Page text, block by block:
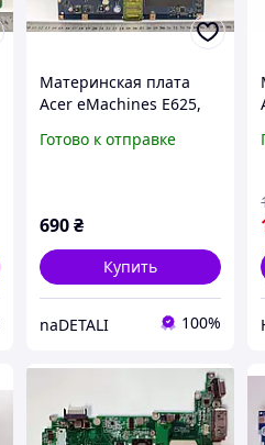
Материнская плата
Acer eMachines E625,
Готово к отправке
690₴
Купить
naDETALI 100%